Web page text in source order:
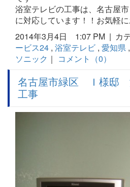
浴室テレビの工事は、名古屋
に対応しています！！お気軽に
2014年3月4日 1:07 PM | カテ
ービス24 , 浴室テレビ , 愛知県 ,
ソニック ｜ コメント（0）
名古屋市緑区 Ｉ様邸
工事